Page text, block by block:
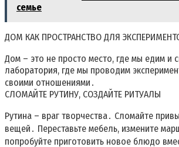
семье
ДОМ КАК ПРОСТРАНСТВО ДЛЯ
Дом – это не просто место, где мы едим и
лаборатория, где мы проводим
своими отношениями․
СЛОМАЙТЕ РУТИНУ, СОЗДАЙТЕ РИТУАЛЫ
Рутина – враг творчества․ Сломайте
вещей․ Переставьте мебель, измените
попробуйте приготовить новое блюдо